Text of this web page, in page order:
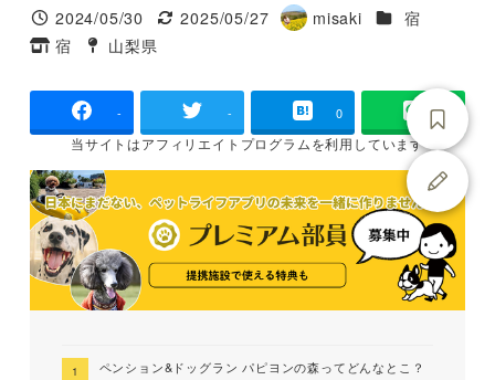
投稿日
2024/05/30
更新日
2025/05/27
著
misaki 施設ジャンル
宿
タグ
宿
タグ
山梨県
- - 0
当サイトはアフィリエイトプログラムを利用しています
ペンション&ドッグラン パピヨンの森ってどんなとこ？